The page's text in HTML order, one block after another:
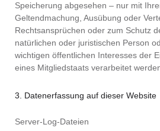
Speicherung abgesehen – nur mit
Geltendmachung, Ausübung oder
Rechtsansprüchen oder zum Schutz
natürlichen oder juristischen Person
wichtigen öffentlichen Interesses der
eines Mitgliedstaats verarbeitet
3. Datenerfassung auf dieser Website
Server-Log-Dateien